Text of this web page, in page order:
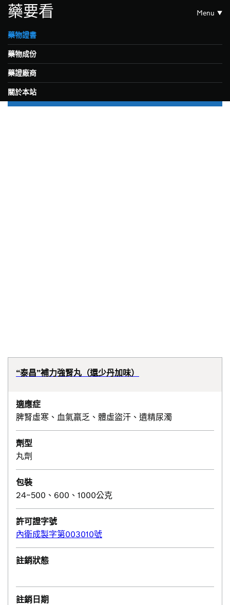
藥要看 Menu
藥物證書
藥物成份
藥證廠商
關於本站
“泰昌”補力強腎丸（還少丹加味）
適應症
脾腎虛寒、血氣羸乏、體虛盜汗、遺精尿濁
劑型
丸劑
包裝
24~500、600、1000公克
許可證字號
內衛成製字第003010號
註銷狀態
註銷日期